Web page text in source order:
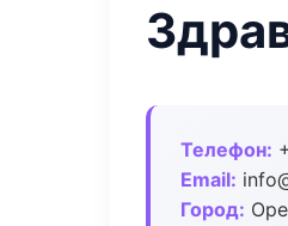
Телефон:
Email:
Город: